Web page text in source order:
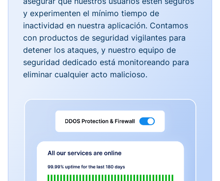
y experimenten el mínimo tiempo de
inactividad en nuestra aplicación. Contamos
con productos de seguridad vigilantes para
detener los ataques, y nuestro equipo de
seguridad dedicado está monitoreando para
eliminar cualquier acto malicioso.